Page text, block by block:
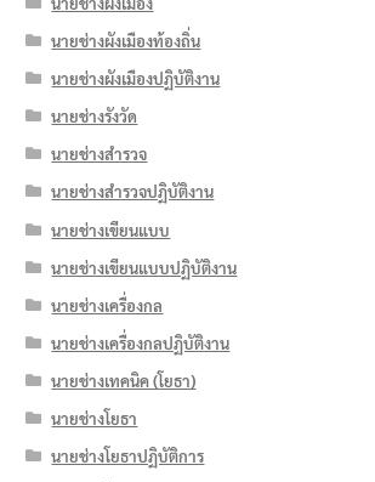
นายช่างผังเมืองท้องถิ่น
นายช่างผังเมืองปฏิบัติงาน
นายช่างรังวัด
นายช่างสำรวจ
นายช่างสำรวจปฏิบัติงาน
นายช่างเขียนแบบ
นายช่างเขียนแบบปฏิบัติงาน
นายช่างเครื่องกล
นายช่างเครื่องกลปฏิบัติงาน
นายช่างเทคนิค (โยธา)
นายช่างโยธา
นายช่างโยธาปฏิบัติการ